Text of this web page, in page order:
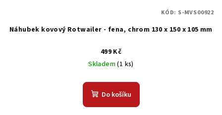
Náhubek kovový Rotwailer - fena, chrom 130 x 150 x 105 mm
499 Kč
Skladem(1 ks)
Do košíku
KÓD: S-MVS00922